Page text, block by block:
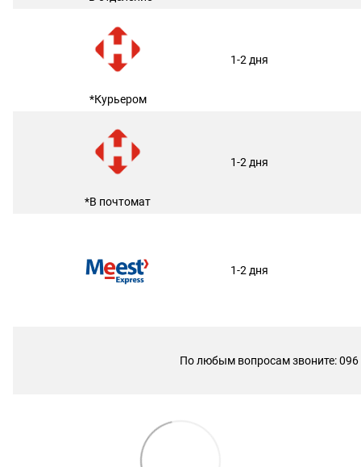
*Курьером
1-2 дня
*В почтомат
1-2 дня
1-2 дня
По любым вопросам звоните: 096